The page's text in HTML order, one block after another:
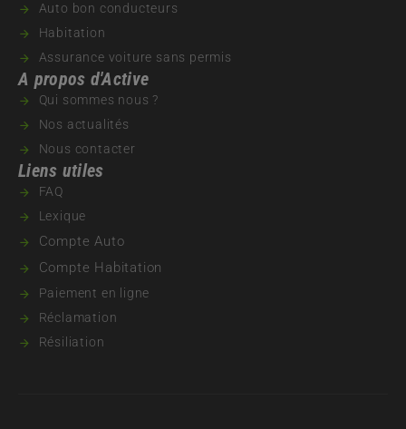
Auto bon conducteurs
Habitation
Assurance voiture sans permis
A propos d'Active
Qui sommes nous ?
Nos actualités
Nous contacter
Liens utiles
FAQ
Lexique
Compte Auto
Compte Habitation
Paiement en ligne
Réclamation
Résiliation